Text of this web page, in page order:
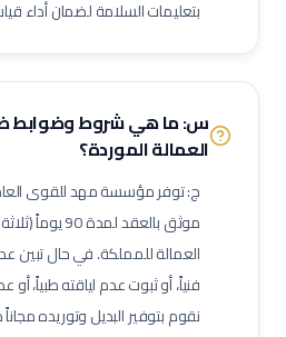
فني أشعة
فني أشعة مقطعية
أخصائي تخاطب ونطق
فني تخدير
فني
أخصائي صحة فم وأسنان
فني بصريات /
موظف استقبال طبي
مساعد تمريض جناح (Ward Boy)
مرافق مستشفى / عامل رعاية
مهندس
بتعليمات السلامة لضمان أداء قياسي
س: ما هي شروط وضوابط
العمالة الموردة؟
ج: توفر مؤسسة مهد للقوى
موثق بالعقد
العمالة للمملكة. في حال تبين
فنياً، أو ثبوت عدم لياقته طبياً،
نقوم بتوفير البديل وتوريده